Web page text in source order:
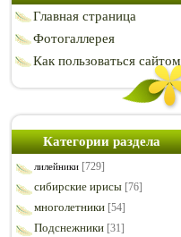
Главная страница
Фотогаллерея
Как пользоваться сайтом
Категории раздела
лилейники [729]
сибирские ирисы [76]
многолетники [54]
Подснежники [31]